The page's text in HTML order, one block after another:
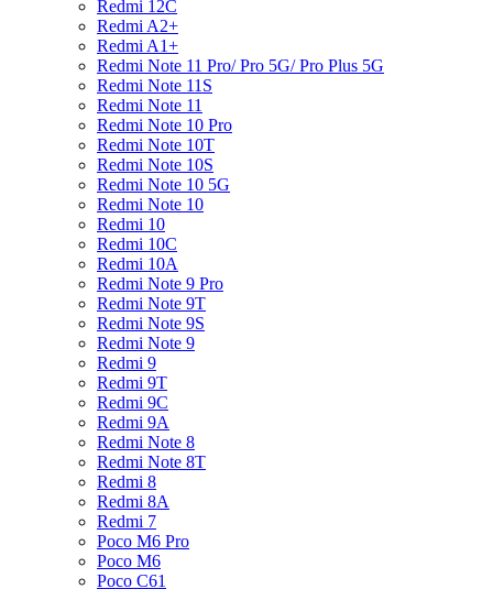
Redmi 12C
Redmi A2+
Redmi A1+
Redmi Note 11 Pro/ Pro 5G/ Pro Plus 5G
Redmi Note 11S
Redmi Note 11
Redmi Note 10 Pro
Redmi Note 10T
Redmi Note 10S
Redmi Note 10 5G
Redmi Note 10
Redmi 10
Redmi 10C
Redmi 10A
Redmi Note 9 Pro
Redmi Note 9T
Redmi Note 9S
Redmi Note 9
Redmi 9
Redmi 9T
Redmi 9C
Redmi 9A
Redmi Note 8
Redmi Note 8T
Redmi 8
Redmi 8A
Redmi 7
Poco M6 Pro
Poco M6
Poco C61